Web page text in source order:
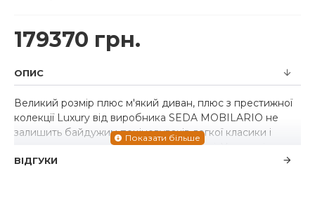
179370 грн.
ОПИС
Великий розмір плюс м'який диван, плюс з престижної
колекції Luxury від виробника SEDA MOBILARIO не
залишить байдужим поціновувачів легкої класики і
стане яскравою окрасою Вашої вітальні. У моделі
характерна висока спинка, підлокітники із вставками із
ВІДГУКИ